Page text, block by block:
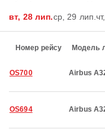
вт, 28 лип.ср, 29 лип.
Номер рейсу Модель
OS700 Airbus
OS694 Airbus